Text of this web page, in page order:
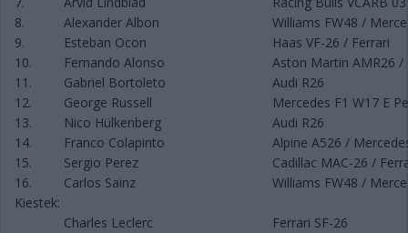
8.
Alexander Albon
Williams FW48 /
9.
Esteban Ocon
Haas VF-26 / Ferrari
10.
Fernando Alonso
Aston Martin AMR26 /
11.
Gabriel Bortoleto
Audi R26
12.
George Russell
Mercedes F1 W17 E
13.
Nico Hülkenberg
Audi R26
14.
Franco Colapinto
Alpine A526 /
15.
Sergio Perez
Cadillac MAC-26 /
16.
Carlos Sainz
Williams FW48 /
Kiestek:
Charles Leclerc
Ferrari SF-26